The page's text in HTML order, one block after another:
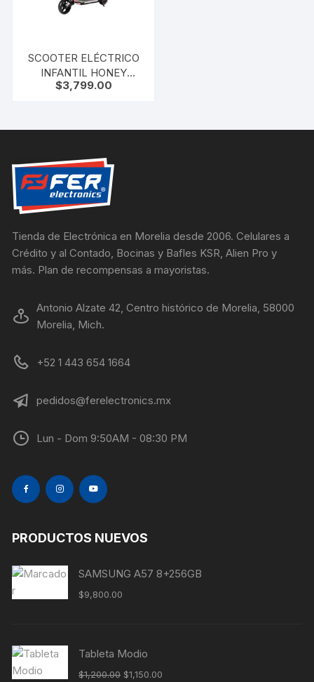
SCOOTER ELÉCTRICO
INFANTIL HONEY
WHALE E10S
$3,799.00
Tienda de Electrónica en Morelia desde 2006. Celulares a
Crédito y al Contado, Bocinas y Bafles KSR, Alien Pro y
más. Plan de recompensas a mayoristas.
Antonio Alzate 42, Centro histórico de Morelia, 58000
Morelia, Mich.
+52 1 443 654 1664
pedidos@ferelectronics.mx
Lun - Dom 9:50AM - 08:30 PM
PRODUCTOS NUEVOS
SAMSUNG A57 8+256GB
$9,800.00
Tableta Modio
$1,200.00 $1,150.00